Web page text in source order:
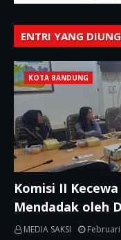
ENTRI YANG
KOTA BANDUNG
Komisi II
Mendadak oleh
MEDIA SAKSI